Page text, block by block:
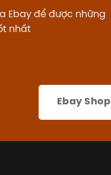
Ebay để được những
nhất
Ebay Shop